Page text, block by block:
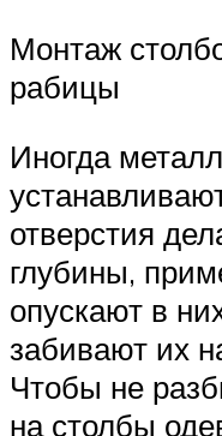
Монтаж
рабицы
Иногда
отверстия
глубины,
опускают в
забивают их
Чтобы не
на столбы